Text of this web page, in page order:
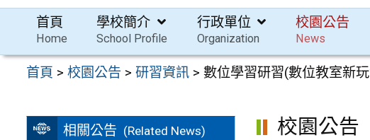
容
首頁
Home
學校簡介
School Profile
行政單位
Organization
校園公告
News
首頁 >校園公告 >研習資訊 >數位學習研習(數位教室新
相關公告 (Related News) 校園公告